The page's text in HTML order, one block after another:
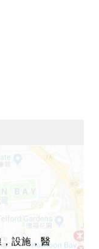
設施，醫